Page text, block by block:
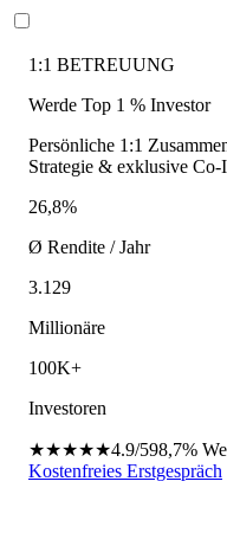
1:1 BETREUUNG
Werde Top 1 % Investor
Persönliche 1:1
Strategie & exklusive Co-
26,8%
Ø Rendite / Jahr
3.129
Millionäre
100K+
Investoren
★★★★★4.9/598,7%
Kostenfreies Erstgespräch